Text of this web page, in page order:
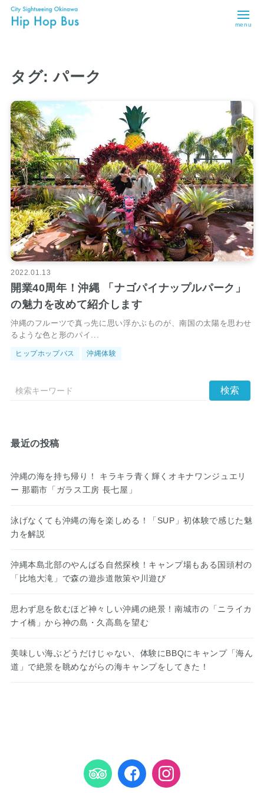
menu
タグ:パーク
2022.01.13
開業40周年！沖縄 「ナゴパイナップルパーク」
の魅力を改めて紹介します
沖縄のフルーツで真っ先に思い浮かぶものが、南国の太陽を思わせ
るような色と形のパイ...
ヒップホップバス 沖縄体験
最近の投稿
沖縄の海を持ち帰り！ キラキラ青く輝くオキナワンジュエリ
ー 那覇市「ガラス工房 長七屋」
泳げなくても沖縄の海を楽しめる！「SUP」初体験で感じた魅
力を解説
沖縄本島北部のやんばる自然探検！キャンプ場もある国頭村の
「比地大滝」で森の遊歩道散策や川遊び
思わず息を飲むほど神々しい沖縄の絶景！南城市の「ニライカ
ナイ橋」から神の島・久高島を望む
美味しい海ぶどうだけじゃない、体験にBBQにキャンプ「海ん
道」で絶景を眺めながらの海キャンプをしてきた！